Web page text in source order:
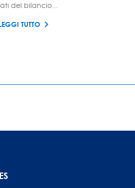
del bilancio...
TUTTO